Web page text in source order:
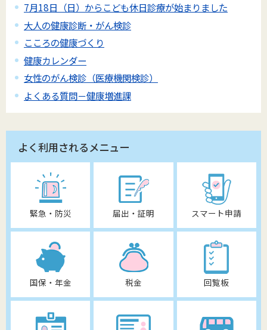
7月18日（日）からこども休日診療が始まりました
大人の健康診断・がん検診
こころの健康づくり
健康カレンダー
女性のがん検診（医療機関検診）
よくある質問－健康増進課
よく利用されるメニュー
緊急・防災 届出・証明 スマート申請
国保・年金 税金 回覧板